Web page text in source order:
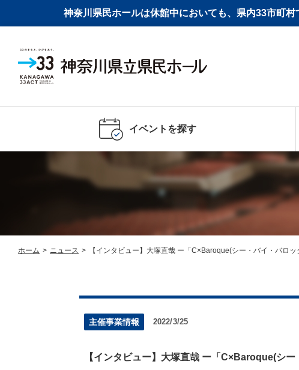
神奈川県民ホールは休館中においても、県内33市町
イベントを探す
ホーム > ニュース > 【インタビュー】大塚直哉 ー「C×Baroque(シー・バイ・バロ
主催事業情報 2022/3/25
【インタビュー】大塚直哉 ー「C×Baroque(シ